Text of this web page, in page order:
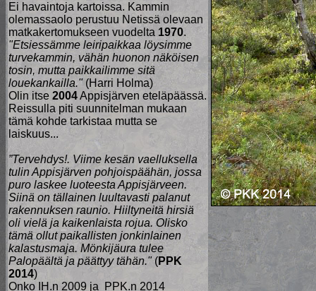
Ei havaintoja kartoissa. Kammin
olemassaolo perustuu Netissä olevaan
matkakertomukseen vuodelta 1970.
"Etsiessämme leiripaikkaa löysimme
turvekammin, vähän huonon näköisen
tosin, mutta paikkailimme sitä
louekankailla."(Harri Holma)
Olin itse 2004Appisjärven eteläpäässä.
Reissulla piti suunnitelman mukaan
tämä kohde tarkistaa mutta se
laiskuus...
”Tervehdys!. Viime kesän vaelluksella
tulin Appisjärven pohjoispäähän, jossa
puro laskee luoteesta Appisjärveen.
Siinä on tällainen luultavasti palanut
rakennuksen raunio. Hiiltyneitä hirsiä
oli vielä ja kaikenlaista rojua. Olisko
tämä ollut paikallisten jonkinlainen
kalastusmaja. Mönkijäura tulee
Palopäältä ja päättyy tähän."(PPK
2014)
Onko IH.n 2009 ja PPK.n 2014